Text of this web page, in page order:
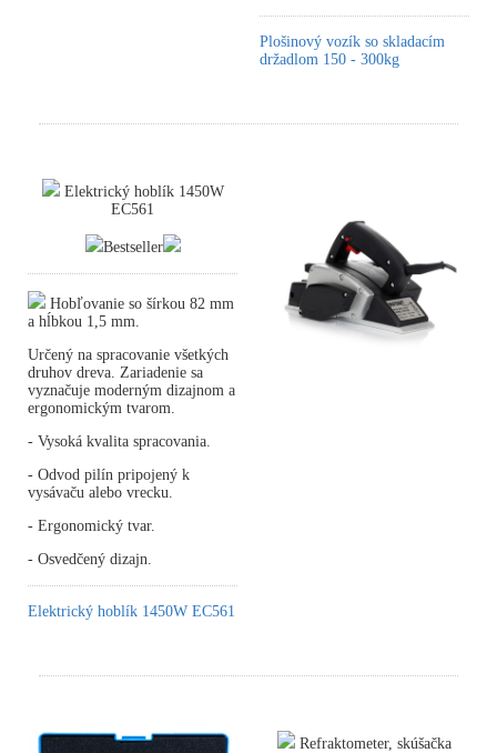
Plošinový vozík so skladacím
držadlom 150 - 300kg
Elektrický hoblík 1450W
EC561
Bestseller
Hobľovanie so šírkou 82 mm
a hĺbkou 1,5 mm.
Určený na spracovanie všetkých
druhov dreva. Zariadenie sa
vyznačuje moderným dizajnom a
ergonomickým tvarom.
- Vysoká kvalita spracovania.
- Odvod pilín pripojený k
vysávaču alebo vrecku.
- Ergonomický tvar.
- Osvedčený dizajn.
Elektrický hoblík 1450W EC561
Refraktometer, skúšačka